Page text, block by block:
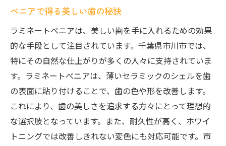
べニアで得る美しい歯の秘訣
ラミネートべニアは、美しい歯を手に入れるための効果
的な手段として注目されています。千葉県市川市では、
特にその自然な仕上がりが多くの人々に支持されていま
す。ラミネートべニアは、薄いセラミックのシェルを歯
の表面に貼り付けることで、歯の色や形を改善します。
これにより、歯の美しさを追求する方々にとって理想的
な選択肢となっています。また、耐久性が高く、ホワイ
トニングでは改善しきれない変色にも対応可能です。市